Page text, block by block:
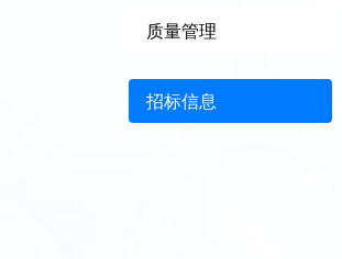
质量管理
招标信息